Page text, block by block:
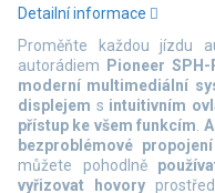
Měrná
cena:
Proměňte každou jízdu
autorádiem
Pioneer SPH-
moderní multimediální
displejem s intuitivním
přístup ke všem funkcím.
bezproblémové propojení
můžete pohodlně
vyřizovat hovory
Detailní informace